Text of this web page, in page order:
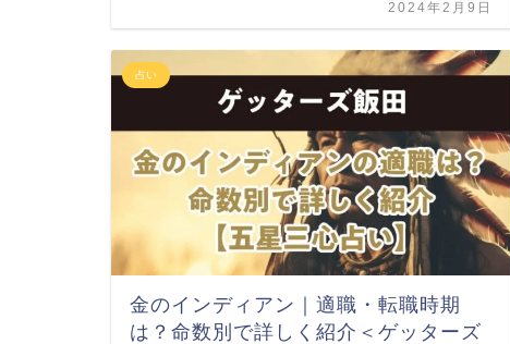
2024年2月9日
占い
金のインディアン｜適職・転職時期
は？命数別で詳しく紹介＜ゲッターズ